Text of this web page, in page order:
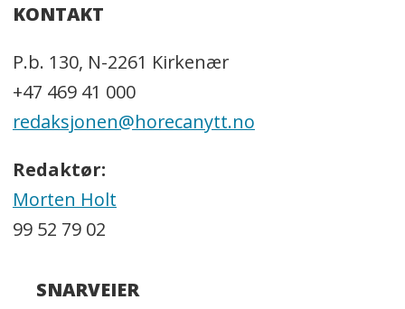
KONTAKT
P.b. 130, N-2261 Kirkenær
+47 469 41 000
redaksjonen@horecanytt.no
Redaktør:
Morten Holt
99 52 79 02
SNARVEIER